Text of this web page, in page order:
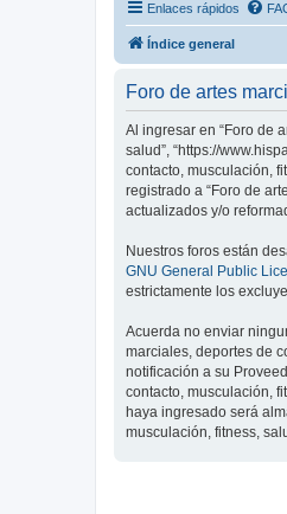
Enlaces rápidos
Índice general
Foro de artes
Al ingresar en “Foro de
salud”, “https://
contacto, musculación,
registrado a “Foro de
actualizados y/o
Nuestros foros están
GNU General Public
estrictamente los
Acuerda no enviar
marciales, deportes de
notificación a su
contacto, musculación,
haya ingresado será
musculación, fitness,